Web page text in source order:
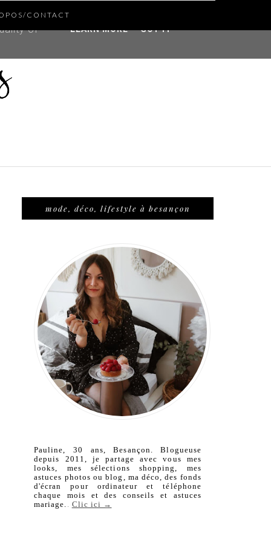
CONTACT
mode, déco, lifestyle à besançon
Pauline, 30 ans, Besançon. Blogueuse
depuis 2011, je partage avec vous mes
looks, mes sélections shopping, mes
astuces photos ou blog, ma déco, des fonds
d'écran pour ordinateur et téléphone
chaque mois et des conseils et astuces
mariage. . Clic ici →
and
of
LEARN MORE GOT IT